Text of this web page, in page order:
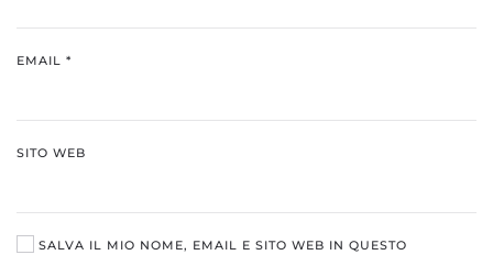
EMAIL *
SITO WEB
SALVA IL MIO NOME, EMAIL E SITO WEB IN QUESTO